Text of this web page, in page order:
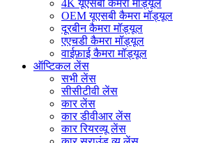
4K यूएसबी कैमरा मॉड्यूल
OEM यूएसबी कैमरा मॉड्यूल
दूरबीन कैमरा मॉड्यूल
एएचडी कैमरा मॉड्यूल
वाईफ़ाई कैमरा मॉड्यूल
ऑप्टिकल लेंस
सभी लेंस
सीसीटीवी लेंस
कार लेंस
कार डीवीआर लेंस
कार रियरव्यू लेंस